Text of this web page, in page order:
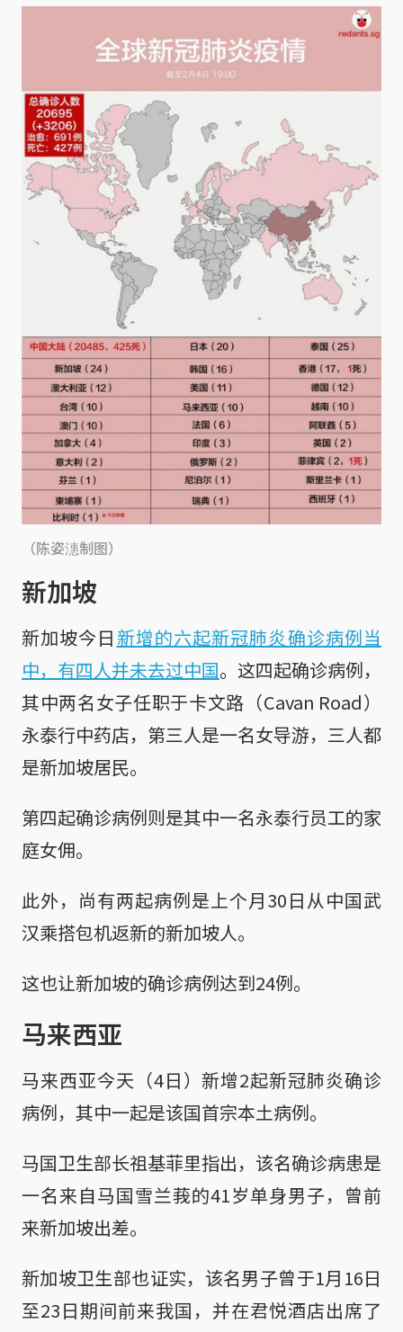
（陈姿潓制图）
新加坡
新加坡今日 新增的六起新冠肺炎确诊病例当
中，有四人并未去过中国。这四起确诊病例，
其中两名女子任职于卡文路（Cavan Road）
永泰行中药店，第三人是一名女导游，三人都
是新加坡居民。
第四起确诊病例则是其中一名永泰行员工的家
庭女佣。
此外，尚有两起病例是上个月30日从中国武
汉乘搭包机返新的新加坡人。
这也让新加坡的确诊病例达到24例。
马来西亚
马来西亚今天（4日）新增2起新冠肺炎确诊
病例，其中一起是该国首宗本土病例。
马国卫生部长祖基菲里指出，该名确诊病患是
一名来自马国雪兰莪的41岁单身男子，曾前
来新加坡出差。
新加坡卫生部也证实，该名男子曾于1月16日
至23日期间前来我国，并在君悦酒店出席了